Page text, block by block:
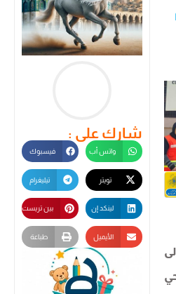
شارك على :
واتس أب فيسبوك
تيليغرام
لينكد إن بين تريست
الأيميل طباعة